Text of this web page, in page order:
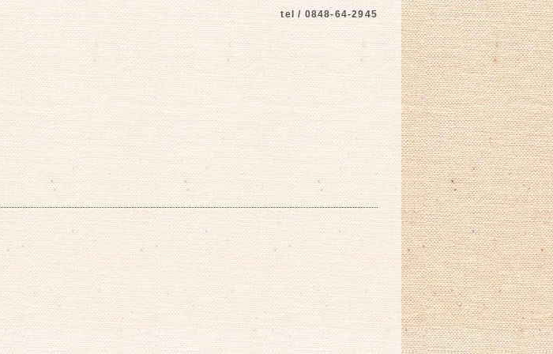
tel / 0848-64-2945